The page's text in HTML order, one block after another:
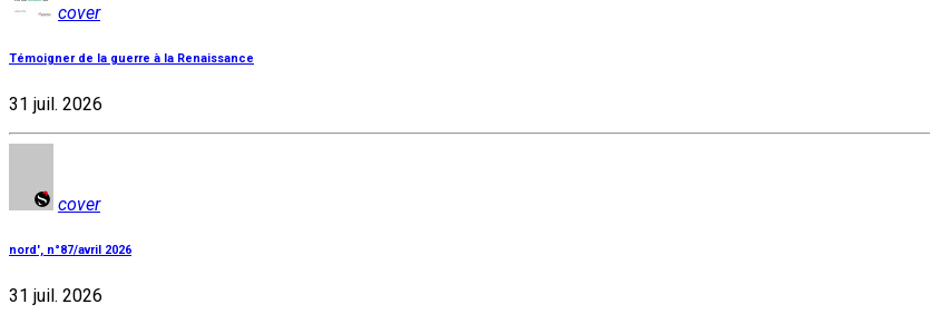
cover
Témoigner de la guerre à la Renaissance
31 juil. 2026
cover
nord', n°87/avril 2026
31 juil. 2026